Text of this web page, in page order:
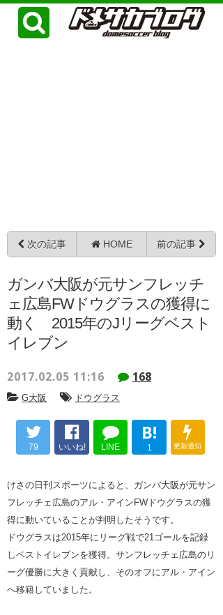
次の記事 HOME 前の記事
ガンバ大阪が元サンフレッチ
ェ広島FWドウグラスの獲得に
動く 2015年のJリーグベスト
イレブン
2017.02.05 11:16 168
G大阪 ドウグラス
79 いいね! LINE
B!
1 更新通知
けさの日刊スポーツによると、ガンバ大阪が元サン
フレッチェ広島のアル・アインFWドウグラスの獲
得に動いていることが判明したそうです。
ドウグラスは2015年にリーグ戦で21ゴールを記録
しベストイレブンを獲得。サンフレッチェ広島のリ
ーグ優勝に大きく貢献し、そのオフにアル・アイン
へ移籍していました。